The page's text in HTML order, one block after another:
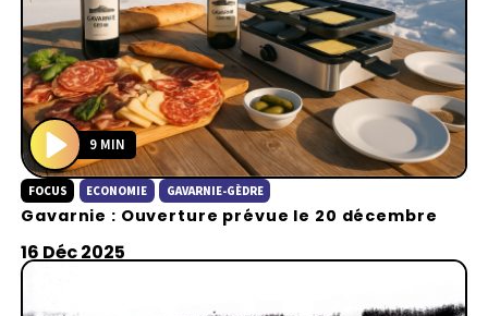
P
l
a
y
9 MIN
FOCUS ECONOMIE GAVARNIE-GÈDRE
Gavarnie : Ouverture prévue le 20 décembre
16 Déc 2025